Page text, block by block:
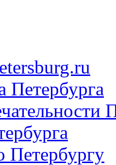
Петербурга
Петербургу